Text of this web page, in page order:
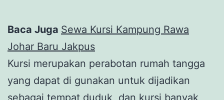
Baca Juga Sewa Kursi Kampung Rawa
Johar Baru Jakpus
Kursi merupakan perabotan rumah tangga
yang dapat di gunakan untuk dijadikan